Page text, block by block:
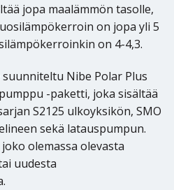
jopa maalämmön tasolle,
on jopa yli 5
on 4-4,3.
Nibe Polar Plus
-paketti, joka sisältää
S2125 ulkoyksikön, SMO
sekä latauspumpun.
olemassa olevasta
uudesta